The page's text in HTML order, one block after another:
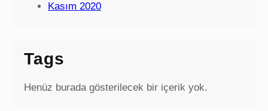
Kasım 2020
Tags
Henüz burada gösterilecek bir içerik yok.